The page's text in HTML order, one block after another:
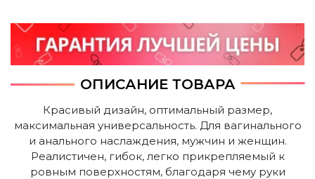
ОПИСАНИЕ ТОВАРА
Красивый дизайн, оптимальный размер,
максимальная универсальность. Для вагинального
и анального наслаждения, мужчин и женщин.
Реалистичен, гибок, легко прикрепляемый к
ровным поверхностям, благодаря чему руки